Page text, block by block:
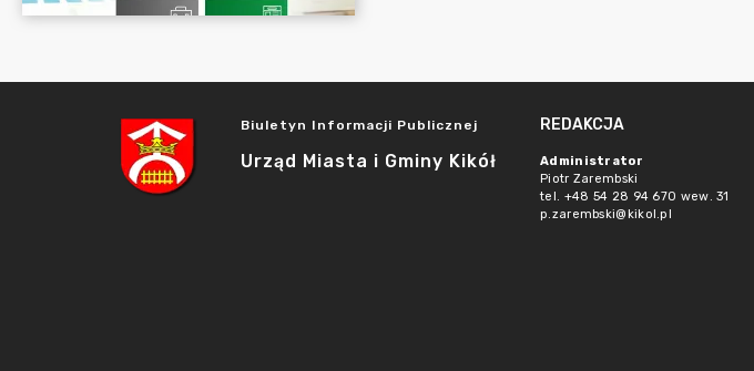
Biuletyn Informacji Publicznej
Urząd Miasta i Gminy Kikół
REDAKCJA
Administrator
Piotr Zarembski
tel. +48 54 28 94 670 wew. 31
p.zarembski@kikol.pl